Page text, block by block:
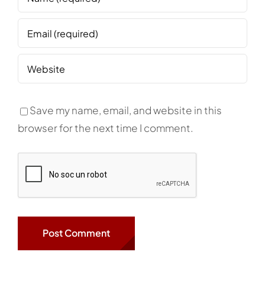
Save my name, email, and website in this
browser for the next time I comment.